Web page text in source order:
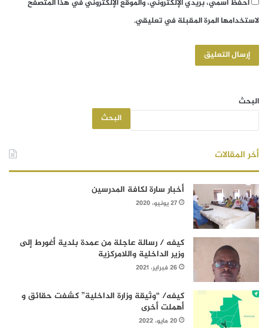
احفظ اسمي، بريدي الإلكتروني، والموقع الإلكتروني في هذا المتصفح
لاستخدامها المرة المقبلة في تعليقي.
البحث
البحث
أخر المقالات
أخبار سارة لكافة المدرسين
27 يونيو، 2020
كيفه / رسالة عاجلة من عمدة بلدية أغورط إلى
وزير الداخلية واللامركزية
26 فبراير، 2021
كيفه/ “وثيقة وزارة الداخلية” كشفت حقائق و
أهملت أخرى
20 مايو، 2022